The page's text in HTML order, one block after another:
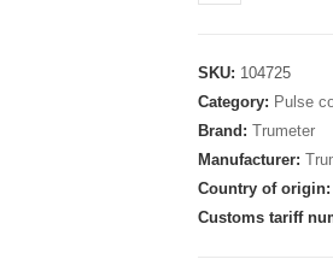
SKU: 104725
Category: Pulse
Brand:Trumeter
Manufacturer:
Country of origin:
Customs tariff